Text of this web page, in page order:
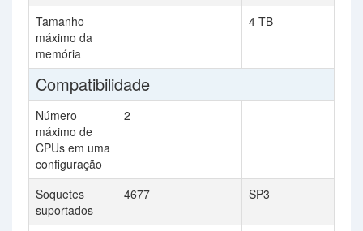
Tamanho
máximo da
memória
4 TB
Compatibilidade
Número
máximo de
CPUs em uma
configuração
2
Soquetes
suportados
4677 SP3